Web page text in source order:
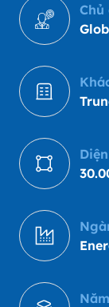
Chủ